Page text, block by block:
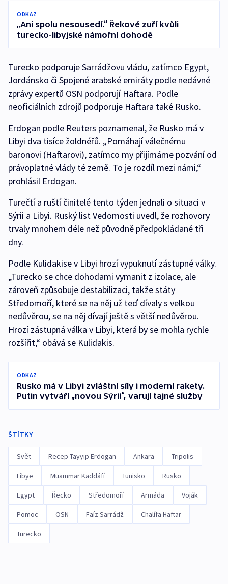
ODKAZ
„Ani spolu nesousedí.“ Řekové zuří kvůli
turecko-libyjské námořní dohodě
Turecko podporuje Sarrádžovu vládu, zatímco Egypt,
Jordánsko či Spojené arabské emiráty podle nedávné
zprávy expertů OSN podporují Haftara. Podle
neoficiálních zdrojů podporuje Haftara také Rusko.
Erdogan podle Reuters poznamenal, že Rusko má v
Libyi dva tisíce žoldnéřů. „Pomáhají válečnému
baronovi (Haftarovi), zatímco my přijímáme pozvání od
právoplatné vlády té země. To je rozdíl mezi námi,“
prohlásil Erdogan.
Turečtí a ruští činitelé tento týden jednali o situaci v
Sýrii a Libyi. Ruský list Vedomosti uvedl, že rozhovory
trvaly mnohem déle než původně předpokládané tři
dny.
Podle Kulidakise v Libyi hrozí vypuknutí zástupné války.
„Turecko se chce dohodami vymanit z izolace, ale
zároveň způsobuje destabilizaci, takže státy
Středomoří, které se na něj už teď dívaly s velkou
nedůvěrou, se na něj dívají ještě s větší nedůvěrou.
Hrozí zástupná válka v Libyi, která by se mohla rychle
rozšířit,“ obává se Kulidakis.
ODKAZ
Rusko má v Libyi zvláštní síly i moderní rakety.
Putin vytváří „novou Sýrii“, varují tajné služby
ŠTÍTKY
Svět Recep Tayyip Erdogan Ankara Tripolis
Libye Muammar Kaddáfí Tunisko Rusko
Egypt Řecko Středomoří Armáda Voják
Pomoc OSN Faíz Sarrádž Chalífa Haftar
Turecko